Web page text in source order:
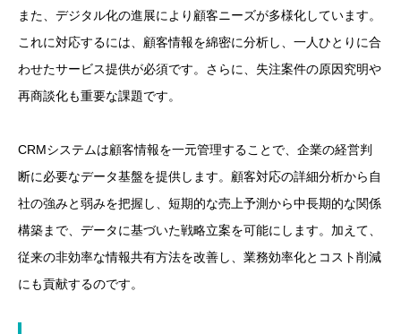
また、デジタル化の進展により顧客ニーズが多様化しています。
これに対応するには、顧客情報を綿密に分析し、一人ひとりに合
わせたサービス提供が必須です。さらに、失注案件の原因究明や
再商談化も重要な課題です。
CRMシステムは顧客情報を一元管理することで、企業の経営判
断に必要なデータ基盤を提供します。顧客対応の詳細分析から自
社の強みと弱みを把握し、短期的な売上予測から中長期的な関係
構築まで、データに基づいた戦略立案を可能にします。加えて、
従来の非効率な情報共有方法を改善し、業務効率化とコスト削減
にも貢献するのです。